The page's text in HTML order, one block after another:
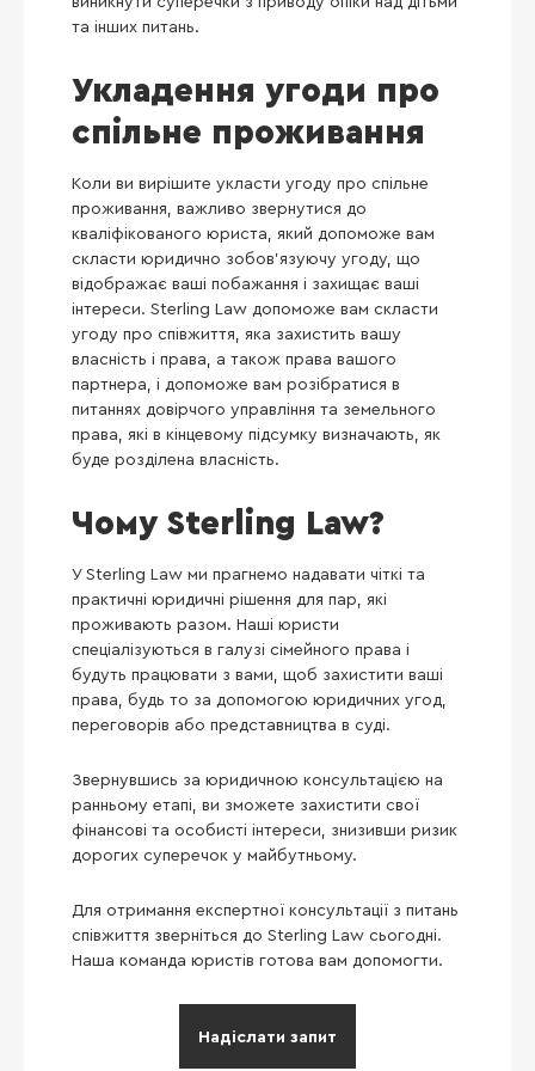
та інших питань.
Укладення угоди про
спільне проживання
Коли ви вирішите укласти угоду про спільне
проживання, важливо звернутися до
кваліфікованого юриста, який допоможе вам
скласти юридично зобов’язуючу угоду, що
відображає ваші побажання і захищає ваші
інтереси. Sterling Law допоможе вам скласти
угоду про співжиття, яка захистить вашу
власність і права, а також права вашого
партнера, і допоможе вам розібратися в
питаннях довірчого управління та земельного
права, які в кінцевому підсумку визначають, як
буде розділена власність.
Чому Sterling Law?
У Sterling Law ми прагнемо надавати чіткі та
практичні юридичні рішення для пар, які
проживають разом. Наші юристи
спеціалізуються в галузі сімейного права і
будуть працювати з вами, щоб захистити ваші
права, будь то за допомогою юридичних угод,
переговорів або представництва в суді.
Звернувшись за юридичною консультацією на
ранньому етапі, ви зможете захистити свої
фінансові та особисті інтереси, знизивши ризик
дорогих суперечок у майбутньому.
Для отримання експертної консультації з питань
співжиття зверніться до Sterling Law сьогодні.
Наша команда юристів готова вам допомогти.
Надіслати запит